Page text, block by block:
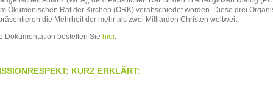
Ökumenischen Rat der Kirchen (ÖRK) verabschiedet worden. Diese drei
die Mehrheit der mehr als zwei Milliarden Christen weltweit.
Dokumentation bestellen Sie hier.
KURZ ERKLÄRT: